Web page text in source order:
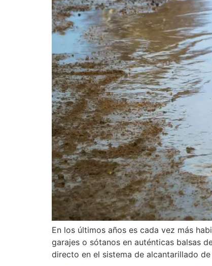
En los últimos años es cada vez más
garajes o sótanos en auténticas balsas
directo en el sistema de alcantarillado